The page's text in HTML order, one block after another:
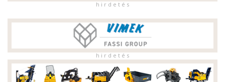
h i r d e t é s
h i r d e t é s